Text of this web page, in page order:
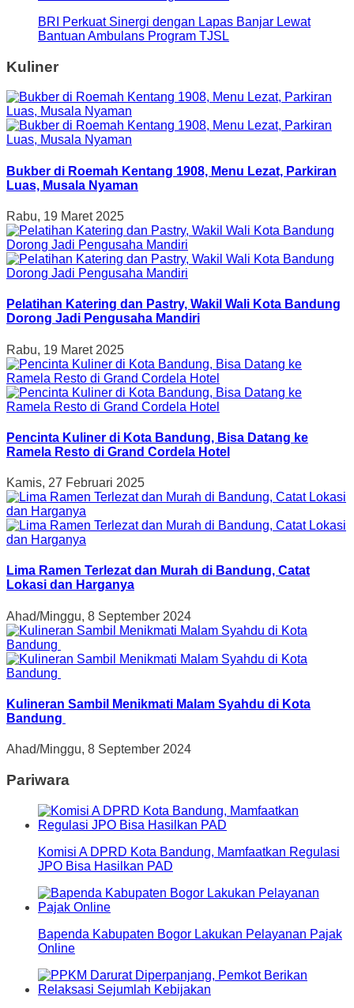
BRI Perkuat Sinergi dengan Lapas Banjar Lewat
Bantuan Ambulans Program TJSL
Kuliner
Bukber di Roemah Kentang 1908, Menu Lezat, Parkiran
Luas, Musala Nyaman
Rabu, 19 Maret 2025
Pelatihan Katering dan Pastry, Wakil Wali Kota Bandung
Dorong Jadi Pengusaha Mandiri
Rabu, 19 Maret 2025
Pencinta Kuliner di Kota Bandung, Bisa Datang ke
Ramela Resto di Grand Cordela Hotel
Kamis, 27 Februari 2025
Lima Ramen Terlezat dan Murah di Bandung, Catat
Lokasi dan Harganya
Ahad/Minggu, 8 September 2024
Kulineran Sambil Menikmati Malam Syahdu di Kota
Bandung
Ahad/Minggu, 8 September 2024
Pariwara
Komisi A DPRD Kota Bandung, Mamfaatkan Regulasi
JPO Bisa Hasilkan PAD
Bapenda Kabupaten Bogor Lakukan Pelayanan Pajak
Online